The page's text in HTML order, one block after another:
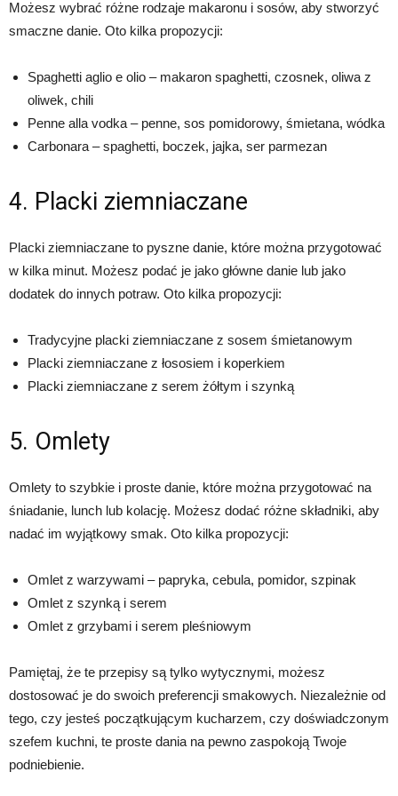
Możesz wybrać różne rodzaje makaronu i sosów, aby stworzyć
smaczne danie. Oto kilka propozycji:
Spaghetti aglio e olio – makaron spaghetti, czosnek, oliwa z
oliwek, chili
Penne alla vodka – penne, sos pomidorowy, śmietana, wódka
Carbonara – spaghetti, boczek, jajka, ser parmezan
4. Placki ziemniaczane
Placki ziemniaczane to pyszne danie, które można przygotować
w kilka minut. Możesz podać je jako główne danie lub jako
dodatek do innych potraw. Oto kilka propozycji:
Tradycyjne placki ziemniaczane z sosem śmietanowym
Placki ziemniaczane z łososiem i koperkiem
Placki ziemniaczane z serem żółtym i szynką
5. Omlety
Omlety to szybkie i proste danie, które można przygotować na
śniadanie, lunch lub kolację. Możesz dodać różne składniki, aby
nadać im wyjątkowy smak. Oto kilka propozycji:
Omlet z warzywami – papryka, cebula, pomidor, szpinak
Omlet z szynką i serem
Omlet z grzybami i serem pleśniowym
Pamiętaj, że te przepisy są tylko wytycznymi, możesz
dostosować je do swoich preferencji smakowych. Niezależnie od
tego, czy jesteś początkującym kucharzem, czy doświadczonym
szefem kuchni, te proste dania na pewno zaspokoją Twoje
podniebienie.